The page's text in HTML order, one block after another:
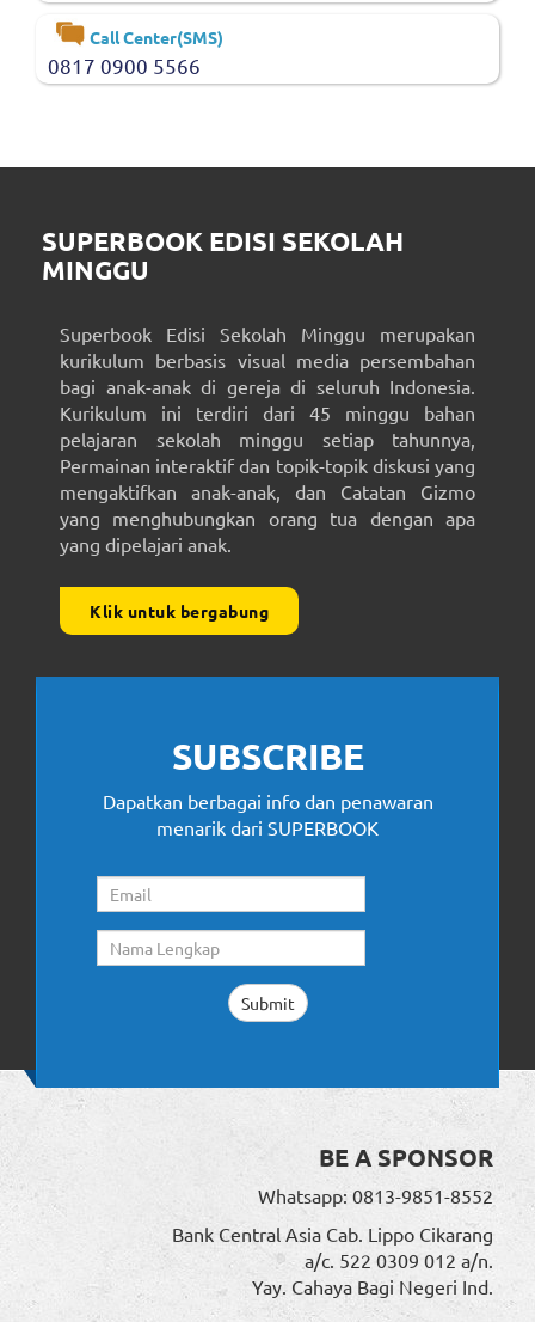
Call Center(SMS)
0817 0900 5566
SUPERBOOK EDISI SEKOLAH
MINGGU
Superbook Edisi Sekolah Minggu merupakan
kurikulum berbasis visual media persembahan
bagi anak-anak di gereja di seluruh Indonesia.
Kurikulum ini terdiri dari 45 minggu bahan
pelajaran sekolah minggu setiap tahunnya,
Permainan interaktif dan topik-topik diskusi yang
mengaktifkan anak-anak, dan Catatan Gizmo
yang menghubungkan orang tua dengan apa
yang dipelajari anak.
Klik untuk bergabung
SUBSCRIBE
Dapatkan berbagai info dan penawaran
menarik dari SUPERBOOK
BE A SPONSOR
Whatsapp: 0813-9851-8552
Bank Central Asia Cab. Lippo Cikarang
a/c. 522 0309 012 a/n.
Yay. Cahaya Bagi Negeri Ind.